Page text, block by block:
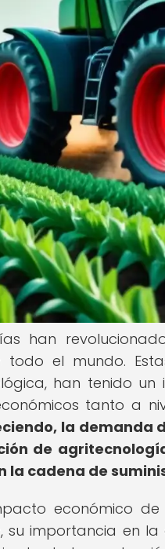
han
todo el mundo.
han tenido
tanto a
la demanda
de
cadena de
económico
su importancia en